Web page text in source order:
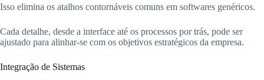
Isso elimina os atalhos contornáveis comuns em softwares genéricos.
Cada detalhe, desde a interface até os processos por trás, pode ser
ajustado para alinhar-se com os objetivos estratégicos da empresa.
Integração de Sistemas